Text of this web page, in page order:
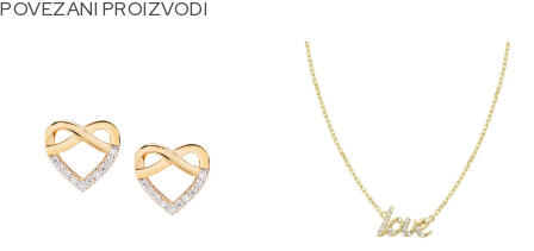
POVEZANI PROIZVODI